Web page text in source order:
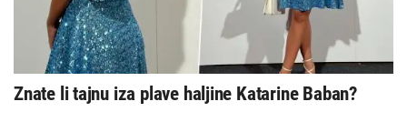
Znate li tajnu iza plave haljine Katarine Baban?